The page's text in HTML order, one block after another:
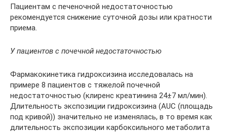
Пациентам с печеночной недостаточностью
рекомендуется снижение суточной дозы или кратности
приема.
У пациентов с почечной недостаточностью
Фармакокинетика гидроксизина исследовалась на
примере 8 пациентов с тяжелой почечной
недостаточностью (клиренс креатинина 24±7 мл/мин).
Длительность экспозиции гидроксизина (AUC (площадь
под кривой)) значительно не изменялась, в то время как
длительность экспозиции карбоксильного метаболита